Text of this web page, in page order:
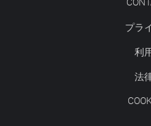
プラ
利
法